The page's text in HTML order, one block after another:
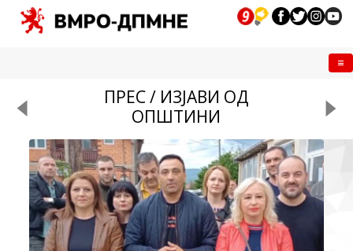
ПРЕС / ИЗЈАВИ ОД
ОПШТИНИ